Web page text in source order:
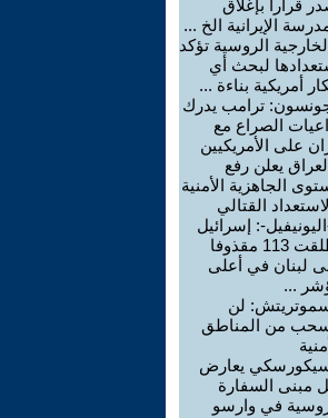
قرارا بإغلاق
الإيرانية الخ ...
الروسية تؤكد
لبحث أي
أمريكية بناءة ...
ترامب يدرك
الصراع مع
على الأمريكيين
يعلن رفع
الجاهزية الأمنية
القتالي
: إسرائيل
أطلقت 113 مقذوفا
لبنان في أعلى
...
لن
من المناطق
يعارض
مبنى السفارة
في وارسو